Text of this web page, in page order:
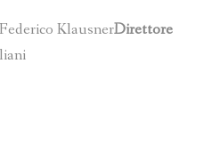
Federico KlausnerDirettore